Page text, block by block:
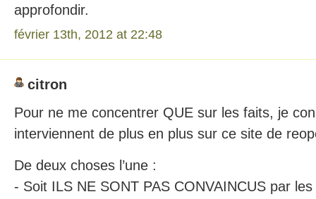
approfondir.
février 13th, 2012 at 22:48
citron
Pour ne me concentrer QUE sur les faits, je
interviennent de plus en plus sur ce site de
De deux choses l’une :
- Soit ILS NE SONT PAS CONVAINCUS par